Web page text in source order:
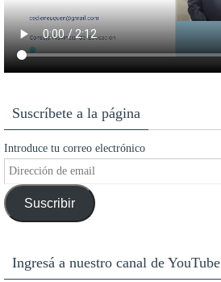
Suscríbete a la página
Introduce tu correo electrónico
Dirección
de
emailSuscribir
Ingresá a nuestro canal de YouTube